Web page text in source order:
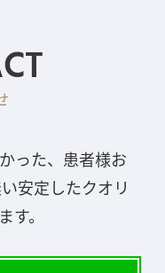
った、患者様お
安定したクオリ
。